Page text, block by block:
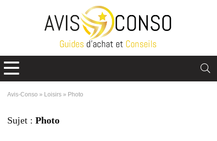
Avis-Conso » Loisirs » Photo
Sujet : Photo